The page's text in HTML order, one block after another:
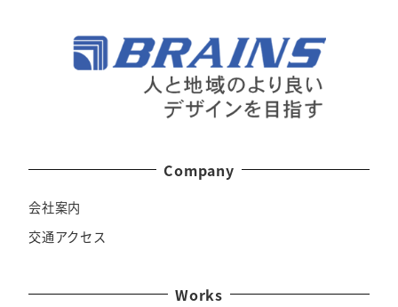
Company
会社案内
交通アクセス
Works